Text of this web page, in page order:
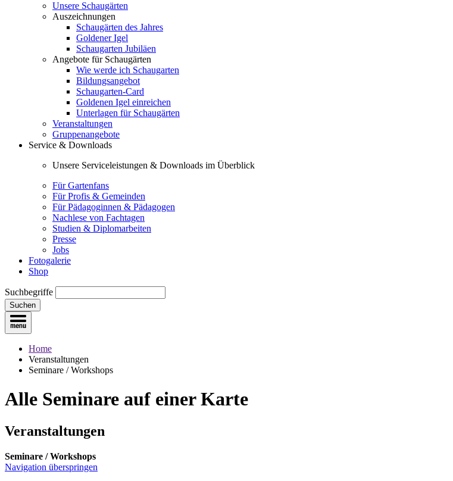
Unsere Schaugärten
Auszeichnungen
Schaugärten des Jahres
Goldener Igel
Schaugarten Jubiläen
Angebote für Schaugärten
Wie werde ich Schaugarten
Bildungsangebot
Schaugarten-Card
Goldenen Igel einreichen
Unterlagen für Schaugärten
Veranstaltungen
Gruppenangebote
Service & Downloads
Unsere Serviceleistungen & Downloads im Überblick
Für Gartenfans
Für Profis & Gemeinden
Für Pädagoginnen & Pädagogen
Nachlese von Fachtagen
Studien & Diplomarbeiten
Presse
Jobs
Fotogalerie
Shop
Suchbegriffe
Suchen
Home
Veranstaltungen
Seminare / Workshops
Alle Seminare auf einer Karte
Veranstaltungen
Seminare / Workshops
Navigation überspringen